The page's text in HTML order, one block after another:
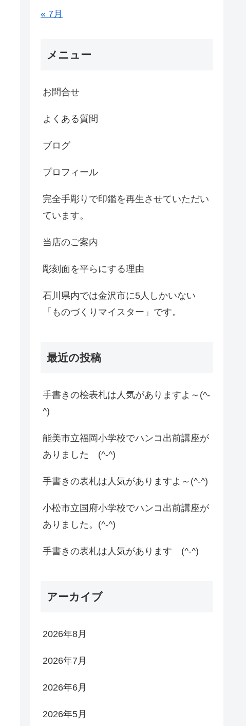
« 7月
メニュー
お問合せ
よくある質問
ブログ
プロフィール
完全手彫りで印鑑を再生させていただい
ています。
当店のご案内
彫刻面を平らにする理由
石川県内では金沢市に5人しかいない
「ものづくりマイスター」です。
最近の投稿
手書きの桧表札は人気がありますよ～(^-
^)
能美市立福岡小学校でハンコ出前講座が
ありました (^-^)
手書きの表札は人気がありますよ～(^-^)
小松市立国府小学校でハンコ出前講座が
ありました。(^-^)
手書きの表札は人気があります (^-^)
アーカイブ
2026年8月
2026年7月
2026年6月
2026年5月